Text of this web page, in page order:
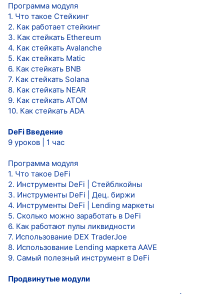
Программа модуля
1. Что такое Стейкинг
2. Как работает стейкинг
3. Как стейкать Ethereum
4. Как стейкать Avalanche
5. Как стейкать Matic
6. Как стейкать BNB
7. Как стейкать Solana
8. Как стейкать NEAR
9. Как стейкать ATOM
10. Как стейкать ADA
DeFi Введение
9 уроков | 1 час
Программа модуля
1. Что такое DeFi
2. Инструменты DeFi | Стейблкойны
3. Инструменты DeFi | Дец. биржи
4. Инструменты DeFi | Lending маркеты
5. Сколько можно заработать в DeFi
6. Как работают пулы ликвидности
7. Использование DEX TraderJoe
8. Использование Lending маркета AAVE
9. Самый полезный инструмент в DeFi
Продвинутые модули